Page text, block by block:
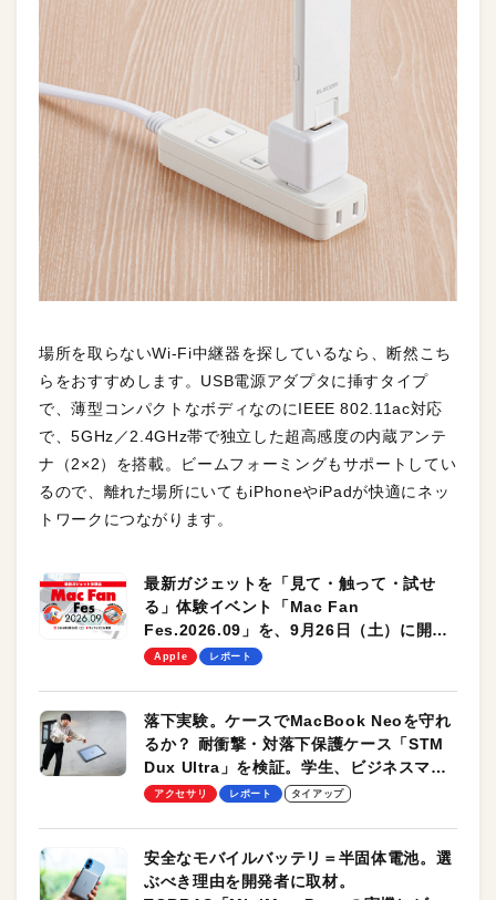
場所を取らないWi-Fi中継器を探しているなら、断然こち
らをおすすめします。USB電源アダプタに挿すタイプ
で、薄型コンパクトなボディなのにIEEE 802.11ac対応
で、5GHz／2.4GHz帯で独立した超高感度の内蔵アンテ
ナ（2×2）を搭載。ビームフォーミングもサポートしてい
るので、離れた場所にいてもiPhoneやiPadが快適にネッ
トワークにつながります。
最新ガジェットを「見て・触って・試せ
る」体験イベント「Mac Fan
Fes.2026.09」を、9月26日（土）に開催
します！
Apple レポート
落下実験。ケースでMacBook Neoを守れ
るか？ 耐衝撃・対落下保護ケース「STM
Dux Ultra」を検証。学生、ビジネスマン
のモバイルユースに最適！
アクセサリ レポート タイアップ
安全なモバイルバッテリ＝半固体電池。選
ぶべき理由を開発者に取材。